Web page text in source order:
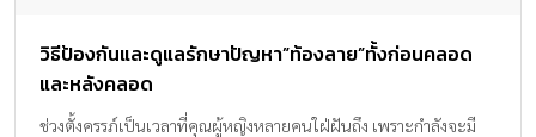
วิธีป้องกันและดูแลรักษาปัญหา”ท้องลาย”ทั้งก่อนคลอด
และหลังคลอด
ช่วงตั้งครรภ์เป็นเวลาที่คุณผู้หญิงหลายคนใฝ่ฝันถึง เพราะกำลังจะมี